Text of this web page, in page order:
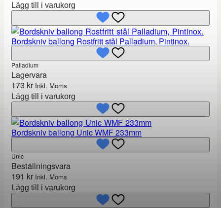
Lägg till i varukorg
Bordskniv ballong Rostfritt stål Palladium, Pintinox.
Palladium
Lagervara
173 kr Inkl. Moms
Lägg till i varukorg
Bordskniv ballong Unic WMF 233mm
Unic
Beställningsvara
191 kr Inkl. Moms
Lägg till i varukorg